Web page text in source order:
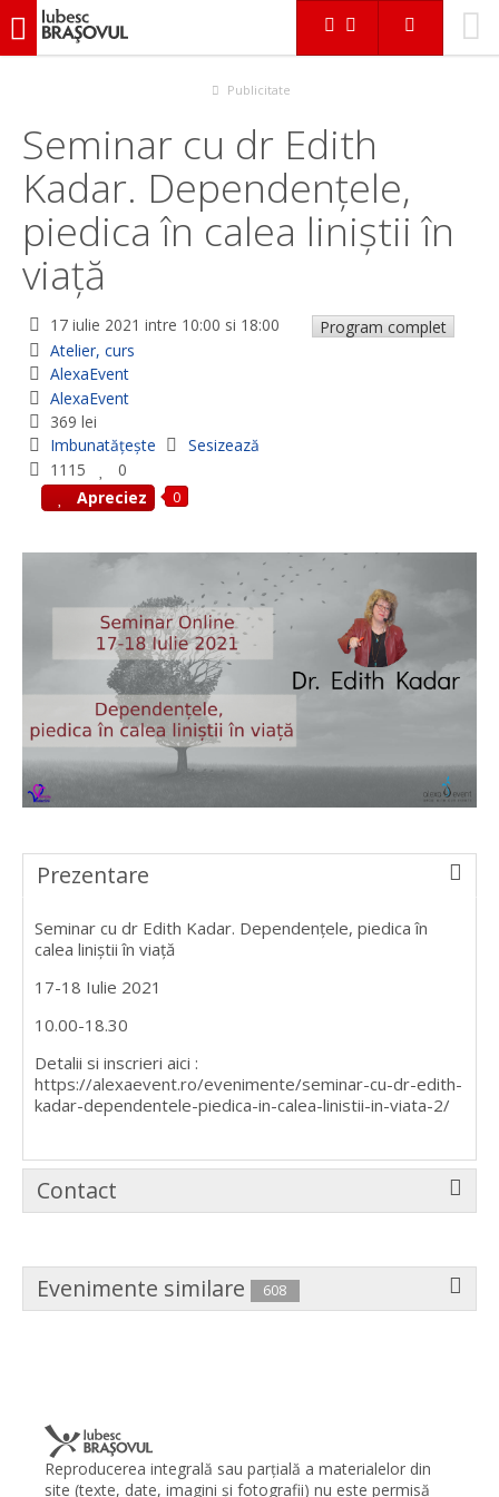
iubescbraşovul.ro
Seminar cu dr Edith Kadar. Dependențele, piedica în calea
liniștii în viață
Publicitate
Seminar cu dr Edith
Kadar. Dependențele,
piedica în calea liniștii în
viață
17 iulie 2021 intre 10:00 si 18:00
Program complet
Atelier, curs
AlexaEvent
AlexaEvent
369 lei
Imbunatățește
Sesizează
1115
0
Apreciez
0
Prezentare
Seminar cu dr Edith Kadar. Dependențele, piedica în
calea liniștii în viață
17-18 Iulie 2021
10.00-18.30
Detalii si inscrieri aici :
https://alexaevent.ro/evenimente/seminar-cu-dr-edith-
kadar-dependentele-piedica-in-calea-linistii-in-viata-2/
Contact
Evenimente similare 608
Reproducerea integrală sau parţială a materialelor din
site (texte, date, imagini şi fotografii) nu este permisă